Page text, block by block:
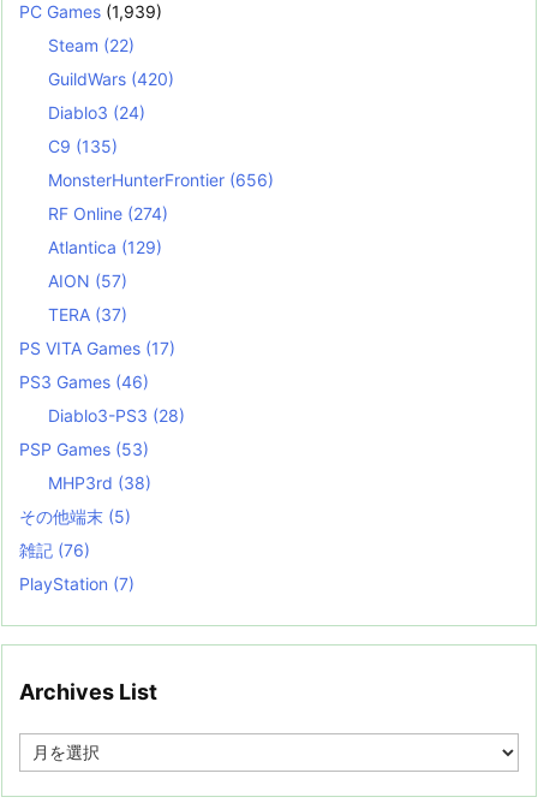
PC Games (1,939)
Steam (22)
GuildWars (420)
Diablo3 (24)
C9 (135)
MonsterHunterFrontier (656)
RF Online (274)
Atlantica (129)
AION (57)
TERA (37)
PS VITA Games (17)
PS3 Games (46)
Diablo3-PS3 (28)
PSP Games (53)
MHP3rd (38)
その他端末 (5)
雑記 (76)
PlayStation (7)
Archives List